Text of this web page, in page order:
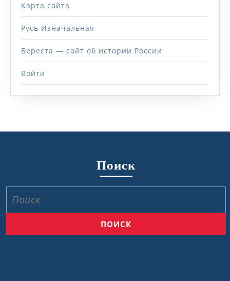
Карта сайта
Русь Изначальная
Береста — сайт об истории России
Войти
Поиск